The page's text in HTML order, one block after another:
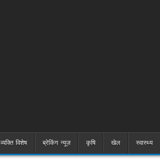
व्यक्ति विशेष ब्रेकिंग न्यूज़ कृषि खेल स्वास्थ्य